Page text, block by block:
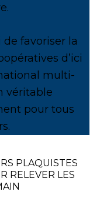
de favoriser la
d’ici
multi-
véritable
pour tous
PLAQUISTES
RELEVER LES